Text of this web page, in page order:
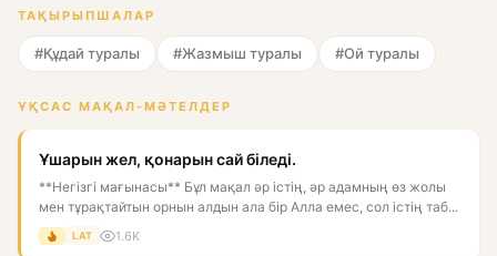
ТАҚЫРЫПШАЛАР
#Құдай туралы #Жазмыш туралы #Ой туралы
ҰҚСАС МАҚАЛ-МӘТЕЛДЕР
Ұшарын жел, қонарын сай біледі.
**Негізгі мағынасы** Бұл мақал әр істің, әр адамның өз жолы
мен тұрақтайтын орнын алдын ала бір Алла емес, сол істің таб...
LAT 1.6K